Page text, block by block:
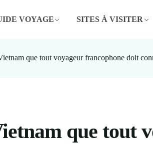
VOYAGE SITES À VISITER
que tout voyageur francophone doit
que tout